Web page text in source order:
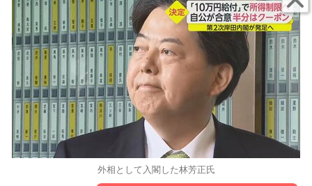
外相として入閣した林芳正氏